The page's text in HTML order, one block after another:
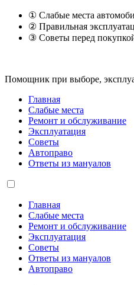
① Слабые места
② Правильная
③ Советы перед
Помощник при выборе,
Главная
Слабые места
Ремонт и обслуживание
Эксплуатация
Советы
Автоправо
Ответы из мануалов
Главная
Слабые места
Ремонт и обслуживание
Эксплуатация
Советы
Ответы из мануалов
Автоправо